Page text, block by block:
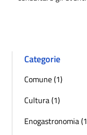
Categorie
Comune (1)
Cultura (1)
Enogastronomia